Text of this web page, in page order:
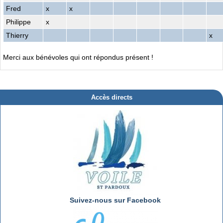
Fred
x
x
Philippe
x
Thierry
x
Merci aux bénévoles qui ont répondus présent !
Accès directs
Suivez-nous sur Facebook